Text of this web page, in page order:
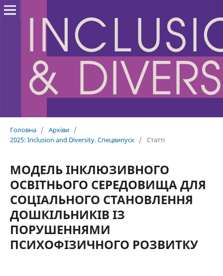
Головна / Архіви /
2025: Inclusion and Diversity. Спецвипуск / Статті
МОДЕЛЬ ІНКЛЮЗИВНОГО
ОСВІТНЬОГО СЕРЕДОВИЩА ДЛЯ
СОЦІАЛЬНОГО СТАНОВЛЕННЯ
ДОШКІЛЬНИКІВ ІЗ
ПОРУШЕННЯМИ
ПСИХОФІЗИЧНОГО РОЗВИТКУ